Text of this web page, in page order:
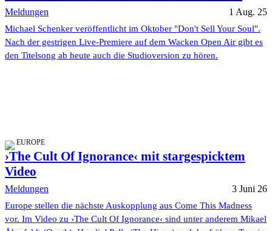
Meldungen 1 Aug. 25
Michael Schenker veröffentlicht im Oktober "Don't Sell Your Soul".
Nach der gestrigen Live-Premiere auf dem Wacken Open Air gibt es
den Titelsong ab heute auch die Studioversion zu hören.
EUROPE
›The Cult Of Ignorance‹ mit stargespicktem
Video
Meldungen 3 Juni 26
Europe stellen die nächste Auskopplung aus Come This Madness
vor. Im Video zu ›The Cult Of Ignorance‹ sind unter anderem Mikael